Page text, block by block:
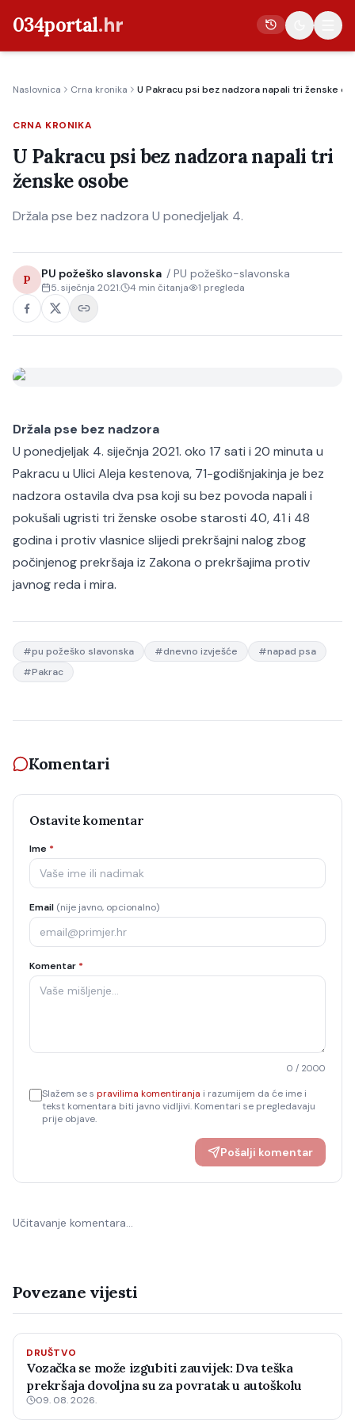
034portal.hr
Crna kronika
Poljoprivreda
Politika
Gospodarstvo
Kultura
Sport
Naslovnica Crna kronika U Pakracu psi bez nadzora napali tri ženske
CRNA KRONIKA
U Pakracu psi bez nadzora napali tri
ženske osobe
Držala pse bez nadzora U ponedjeljak 4.
P PU požeško slavonska / PU požeško-slavonska
5. siječnja 2021. 4 min čitanja 1 pregleda
Držala pse bez nadzora
U ponedjeljak 4. siječnja 2021. oko 17 sati i 20 minuta u
Pakracu u Ulici Aleja kestenova, 71-godišnjakinja je bez
nadzora ostavila dva psa koji su bez povoda napali i
pokušali ugristi tri ženske osobe starosti 40, 41 i 48
godina i protiv vlasnice slijedi prekršajni nalog zbog
počinjenog prekršaja iz Zakona o prekršajima protiv
javnog reda i mira.
#pu požeško slavonska #dnevno izvješće #napad psa
#Pakrac
Komentari
Ostavite komentar
Ime *
Email (nije javno, opcionalno)
Komentar *
0 / 2000
Slažem se s pravilima komentiranja i razumijem da će ime i
tekst komentara biti javno vidljivi. Komentari se pregledavaju
prije objave.
Pošalji komentar
Učitavanje komentara…
Povezane vijesti
DRUŠTVO
Vozačka se može izgubiti zauvijek: Dva teška
prekršaja dovoljna su za povratak u autoškolu
09. 08. 2026.